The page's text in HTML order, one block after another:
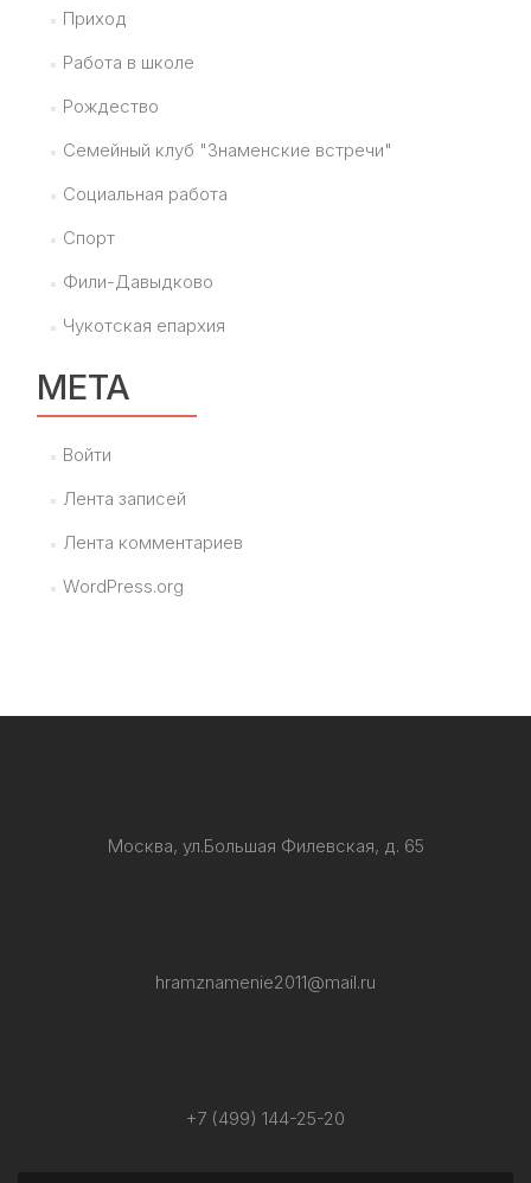
Приход
Работа в школе
Рождество
Семейный клуб "Знаменские встречи"
Социальная работа
Спорт
Фили-Давыдково
Чукотская епархия
МЕТА
Войти
Лента записей
Лента комментариев
WordPress.org
Москва, ул.Большая Филевская, д. 65
hramznamenie2011@mail.ru
+7 (499) 144-25-20